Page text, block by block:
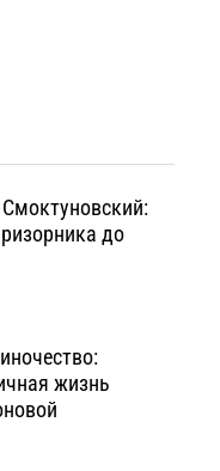
до
жизнь